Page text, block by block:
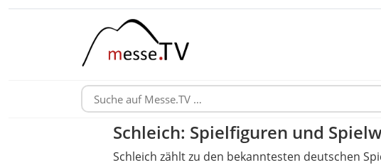
Schleich: Spielfiguren und
Schleich zählt zu den bekanntesten deutschen